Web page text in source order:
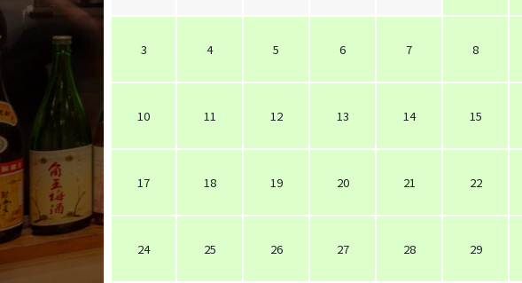
3 4 5 6 7 8
10 11 12 13 14 15
17 18 19 20 21 22
24 25 26 27 28 29